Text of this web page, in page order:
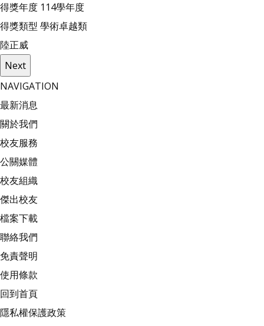
得獎年度 114學年度
得獎類型 學術卓越類
陸正威
Next
NAVIGATION
最新消息
關於我們
校友服務
公關媒體
校友組織
傑出校友
檔案下載
聯絡我們
免責聲明
使用條款
回到首頁
隱私權保護政策